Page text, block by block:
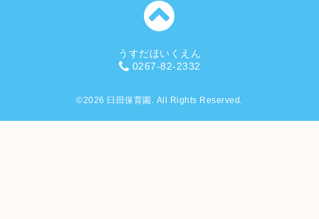
うすだほいくえん
0267-82-2332
©2026 臼田保育園 . All Rights Reserved.